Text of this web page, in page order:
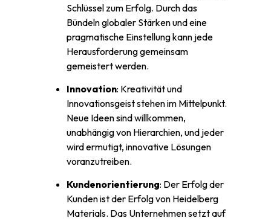
Schlüssel zum Erfolg. Durch das
Bündeln globaler Stärken und eine
pragmatische Einstellung kann jede
Herausforderung gemeinsam
gemeistert werden.
Innovation: Kreativität und
Innovationsgeist stehen im Mittelpunkt.
Neue Ideen sind willkommen,
unabhängig von Hierarchien, und jeder
wird ermutigt, innovative Lösungen
voranzutreiben.
Kundenorientierung: Der Erfolg der
Kunden ist der Erfolg von Heidelberg
Materials. Das Unternehmen setzt auf